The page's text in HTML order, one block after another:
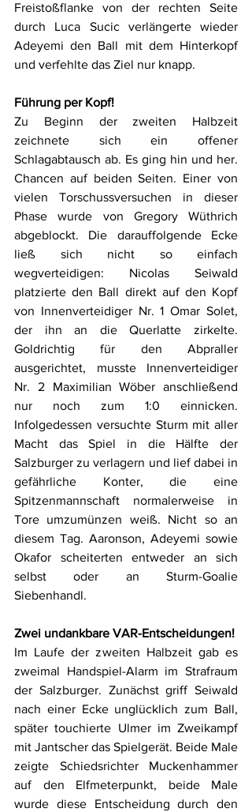
Freistoßflanke von der rechten Seite
durch Luca Sucic verlängerte wieder
Adeyemi den Ball mit dem Hinterkopf
und verfehlte das Ziel nur knapp.
Führung per Kopf!
Zu Beginn der zweiten Halbzeit
zeichnete sich ein offener
Schlagabtausch ab. Es ging hin und her.
Chancen auf beiden Seiten. Einer von
vielen Torschussversuchen in dieser
Phase wurde von Gregory Wüthrich
abgeblockt. Die darauffolgende Ecke
ließ sich nicht so einfach
wegverteidigen: Nicolas Seiwald
platzierte den Ball direkt auf den Kopf
von Innenverteidiger Nr. 1 Omar Solet,
der ihn an die Querlatte zirkelte.
Goldrichtig für den Abpraller
ausgerichtet, musste Innenverteidiger
Nr. 2 Maximilian Wöber anschließend
nur noch zum 1:0 einnicken.
Infolgedessen versuchte Sturm mit aller
Macht das Spiel in die Hälfte der
Salzburger zu verlagern und lief dabei in
gefährliche Konter, die eine
Spitzenmannschaft normalerweise in
Tore umzumünzen weiß. Nicht so an
diesem Tag. Aaronson, Adeyemi sowie
Okafor scheiterten entweder an sich
selbst oder an Sturm-Goalie
Siebenhandl.
Zwei undankbare VAR-Entscheidungen!
Im Laufe der zweiten Halbzeit gab es
zweimal Handspiel-Alarm im Strafraum
der Salzburger. Zunächst griff Seiwald
nach einer Ecke unglücklich zum Ball,
später touchierte Ulmer im Zweikampf
mit Jantscher das Spielgerät. Beide Male
zeigte Schiedsrichter Muckenhammer
auf den Elfmeterpunkt, beide Male
wurde diese Entscheidung durch den